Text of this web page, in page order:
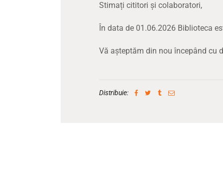
Stimați cititori și colaboratori,
În data de 01.06.2026 Biblioteca
Vă așteptăm din nou începând cu
Distribuie: